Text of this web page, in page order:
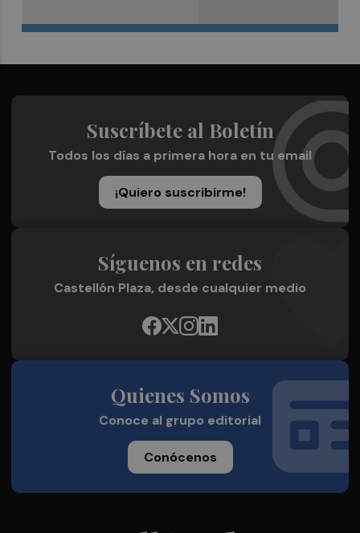
Suscríbete al Boletín
Todos los días a primera hora en tu email
¡Quiero suscribirme!
Síguenos en redes
Castellón Plaza, desde cualquier medio
Quienes Somos
Conoce al grupo editorial
Conócenos